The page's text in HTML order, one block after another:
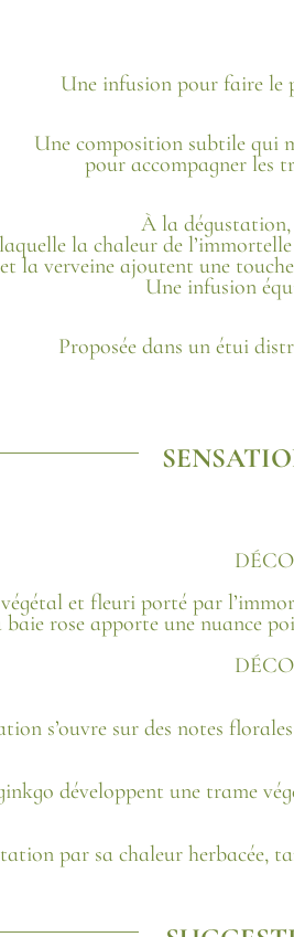
Une infusion pour faire le
Une composition subtile qui
pour accompagner les
À la dégustation,
la chaleur de
la verveine ajoutent une
Une infusion
Proposée dans un étui
et fleuri porté par
baie rose apporte une nuance
s’ouvre sur des notes
développent une trame
par sa chaleur herbacée,